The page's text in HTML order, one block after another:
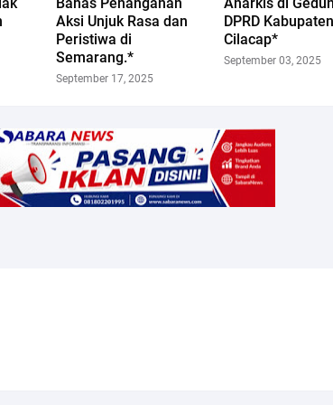
Aksi Unjuk Rasa dan
Peristiwa di
Semarang.*
September 17, 2025
DPRD
Cilacap*
September 03, 2025